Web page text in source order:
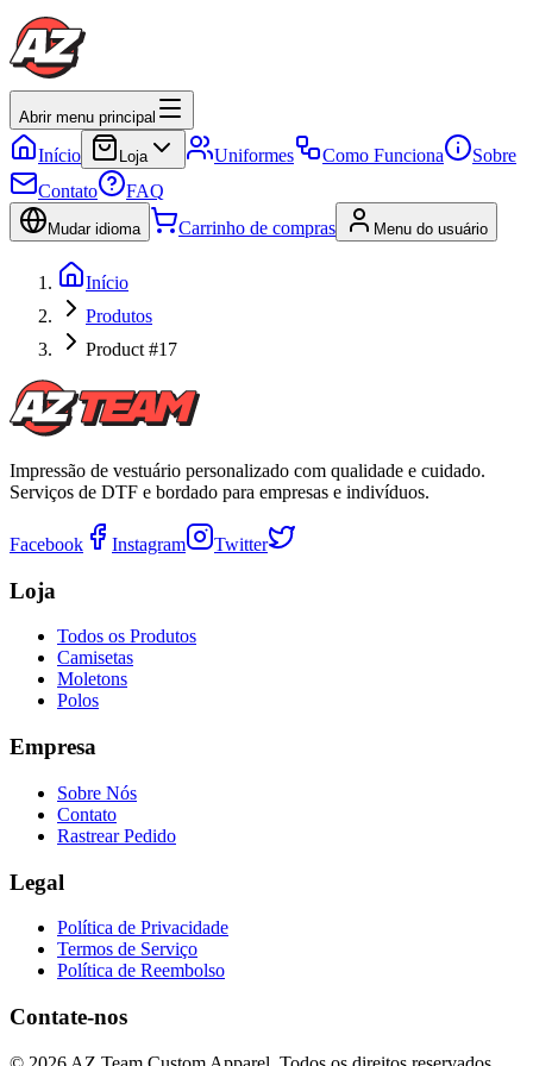
Abrir menu principal
Início Loja Uniformes Como Funciona
Sobre
Contato
FAQ
Mudar idioma Carrinho de compras Menu do usuário
Início
Produtos
Product #17
Impressão de vestuário personalizado com qualidade e cuidado.
Serviços de DTF e bordado para empresas e indivíduos.
Facebook Instagram Twitter
Loja
Todos os Produtos
Camisetas
Moletons
Polos
Empresa
Sobre Nós
Contato
Rastrear Pedido
Legal
Política de Privacidade
Termos de Serviço
Política de Reembolso
Contate-nos